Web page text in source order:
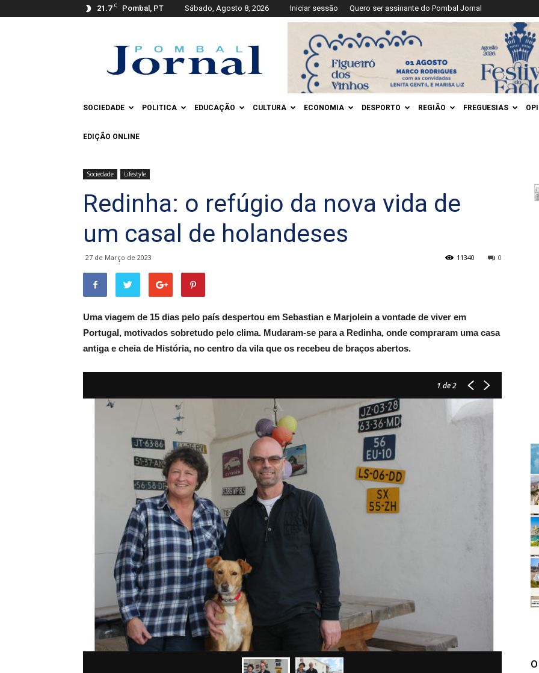
21.7 C Pombal, PT Sábado, Agosto 8, 2026 Iniciar sessão Quero ser assinante do Pombal Jornal
Jornal
SOCIEDADE POLITICA EDUCAÇÃO CULTURA ECONOMIA DESPORTO REGIÃO FREGUESIAS
EDIÇÃO ONLINE
Sociedade Lifestyle
Redinha: o refúgio da nova vida de
um casal de holandeses
27 de Março de 2023 0
11340
Uma viagem de 15 dias pelo país despertou em Sebastian e Marjolein a vontade de viver em
Portugal, motivados sobretudo pelo clima. Mudaram-se para a Redinha, onde compraram uma casa
antiga e cheia de História, no centro da vila que os recebeu de braços abertos.
1 de 2